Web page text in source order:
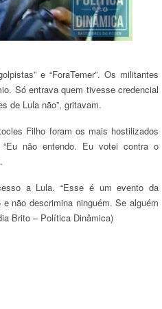
e “ForaTemer”. Os militantes
Só entrava quem tivesse credencial
de Lula não”, gritavam.
Filho foram os mais hostilizados
não entendo. Eu votei contra o
a Lula. “Esse é um evento da
não descrimina ninguém. Se alguém
Brito – Política Dinâmica)